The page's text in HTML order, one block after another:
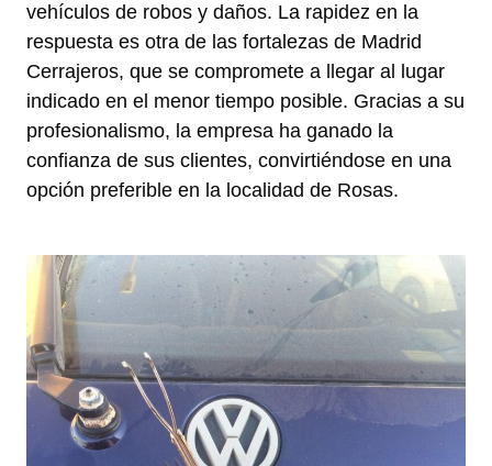
vehículos de robos y daños. La rapidez en la
respuesta es otra de las fortalezas de Madrid
Cerrajeros, que se compromete a llegar al lugar
indicado en el menor tiempo posible. Gracias a su
profesionalismo, la empresa ha ganado la
confianza de sus clientes, convirtiéndose en una
opción preferible en la localidad de Rosas.